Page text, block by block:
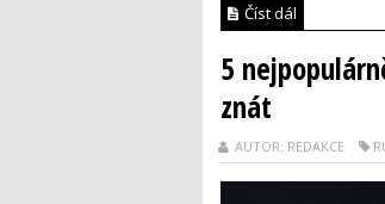
Číst dál
5
znát
AUTOR: REDAKCE